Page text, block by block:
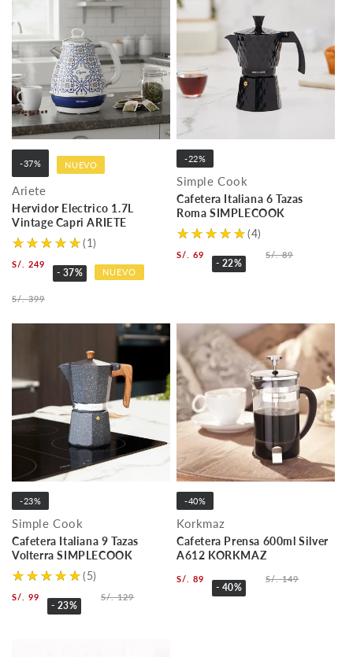
-37% NUEVO
Ariete
Hervidor Electrico 1.7L
Vintage Capri ARIETE
(1)
S/. 249
- 37% NUEVO
S/. 399
-22%
Simple Cook
Cafetera Italiana 6 Tazas
Roma SIMPLECOOK
(4)
S/. 69
- 22%
S/. 89
-23%
Simple Cook
Cafetera Italiana 9 Tazas
Volterra SIMPLECOOK
(5)
S/. 99
- 23%
S/. 129
-40%
Korkmaz
Cafetera Prensa 600ml Silver
A612 KORKMAZ
S/. 89
- 40%
S/. 149